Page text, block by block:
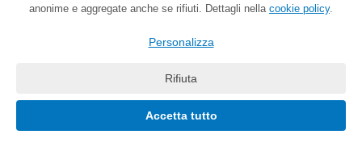
Accedi
anonime e aggregate anche se rifiuti. Dettagli nella cookie policy.
Personalizza
Rifiuta
Accetta tutto